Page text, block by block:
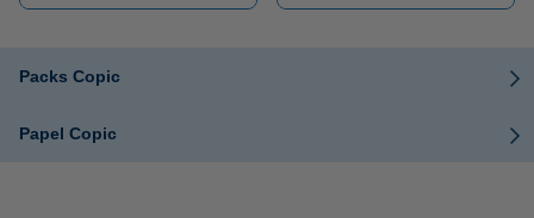
Packs Copic
Papel Copic